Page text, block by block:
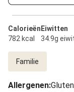
Calorieën
782 kcal
Eiwitten
34.9g
Familie
Allergenen:Gluten